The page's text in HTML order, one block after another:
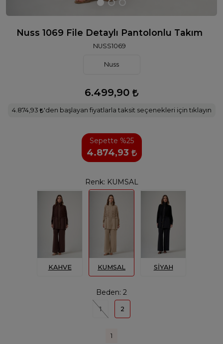
Nuss 1069 File Detaylı Pantolonlu Takım
NUSS1069
Nuss
6.499,90
4.874,93 'den başlayan fiyatlarla taksit seçenekleri için tıklayın
Sepette %25
4.874,93
Renk: KUMSAL
KAHVE KUMSAL SİYAH
Beden: 2
1 2
1